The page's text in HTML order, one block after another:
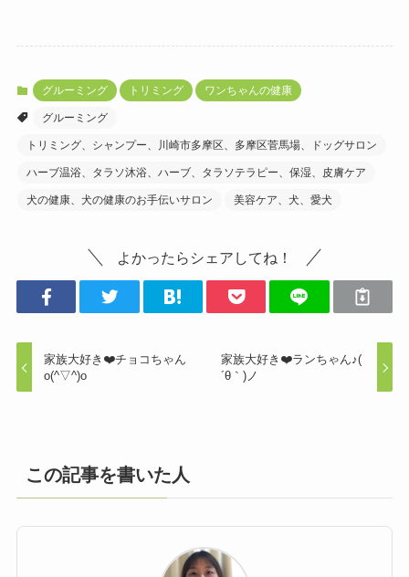
グルーミング トリミング ワンちゃんの健康
グルーミング
トリミング、シャンプー、川崎市多摩区、多摩区菅馬場、ドッグサロン
ハーブ温浴、タラソ沐浴、ハーブ、タラソテラピー、保湿、皮膚ケア
犬の健康、犬の健康のお手伝いサロン 美容ケア、犬、愛犬
よかったらシェアしてね！
家族大好き❤️チョコちゃん
o(^▽^)o
家族大好き❤️ランちゃん♪(
´θ｀)ノ
この記事を書いた人